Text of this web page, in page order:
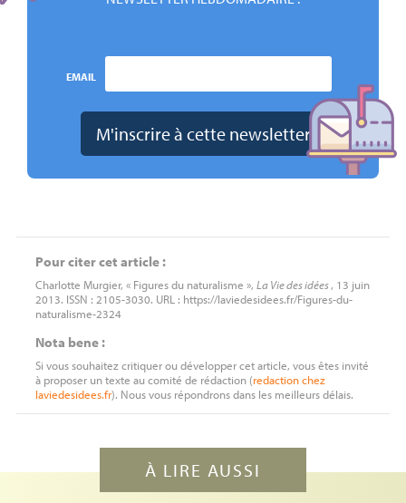
EMAIL
Pour citer cet article :
Charlotte Murgier, « Figures du naturalisme », La Vie des idées, 13 juin
2013. ISSN : 2105-3030. URL : https://laviedesidees.fr/Figures-du-
naturalisme-2324
Nota bene :
Si vous souhaitez critiquer ou développer cet article, vous êtes invité
à proposer un texte au comité de rédaction (redactionchez
laviedesidees.fr). Nous vous répondrons dans les meilleurs délais.
À LIRE AUSSI